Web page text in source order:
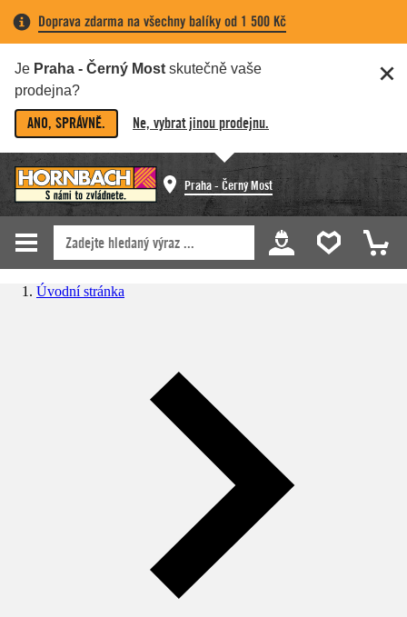
Doprava zdarma na všechny balíky od 1 500 Kč
Je Praha - Černý Most skutečně vaše
prodejna?
ANO, SPRÁVNĚ. Ne, vybrat jinou prodejnu.
Praha - Černý Most
Úvodní stránka